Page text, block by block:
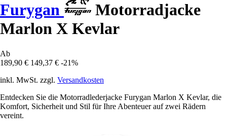
Furygan
Motorradjacke
Marlon X Kevlar
Ab
189,90 € 149,37 € -21%
inkl. MwSt. zzgl. Versandkosten
Entdecken Sie die Motorradlederjacke Furygan Marlon X Kevlar, die
Komfort, Sicherheit und Stil für Ihre Abenteuer auf zwei Rädern
vereint.